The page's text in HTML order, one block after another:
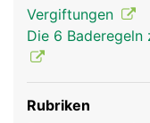
Vergiftungen
Die 6 Baderegeln
Rubriken